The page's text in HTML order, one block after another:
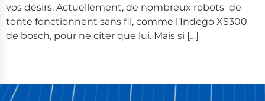
vos désirs. Actuellement, de nombreux robots de
tonte fonctionnent sans fil, comme l’Indego XS300
de bosch, pour ne citer que lui. Mais si […]